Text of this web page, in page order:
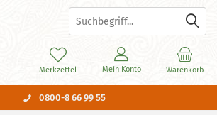
0800-8 66 99 55
Warenkorb
Merkzettel Mein Konto